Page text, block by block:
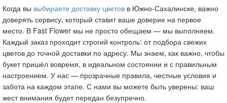
Когда вы выбираете доставку цветов в Южно-Сахалинске, важно
доверять сервису, который ставит ваше доверие на первое
место. В Fast Flower мы не просто обещаем — мы выполняем.
Каждый заказ проходит строгий контроль: от подбора свежих
цветов до точной доставки по адресу. Мы знаем, как важно, чтобы
букет пришёл вовремя, в идеальном состоянии и с правильным
настроением. У нас — прозрачные правила, честные условия и
забота на каждом этапе. С нами вы можете быть уверены: ваш
жест внимания будет передан безупречно.